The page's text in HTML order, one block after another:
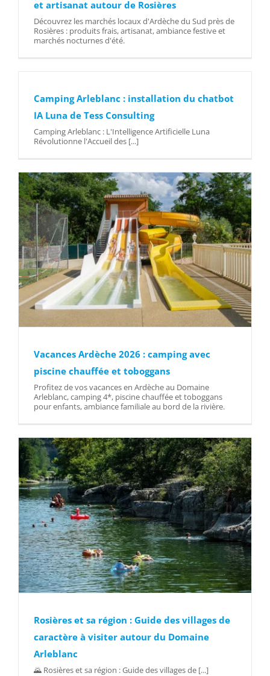
et artisanat autour de Rosières
Découvrez les marchés locaux d'Ardèche du Sud près de
Rosières : produits frais, artisanat, ambiance festive et
marchés nocturnes d'été.
Camping Arleblanc : installation du chatbot
IA Luna de Tess Consulting
Camping Arleblanc : L'Intelligence Artificielle Luna
Révolutionne l'Accueil des [...]
Vacances Ardèche 2026 : camping avec
piscine chauffée et toboggans
Profitez de vos vacances en Ardèche au Domaine
Arleblanc, camping 4*, piscine chauffée et toboggans
pour enfants, ambiance familiale au bord de la rivière.
Rosières et sa région : Guide des villages de
caractère à visiter autour du Domaine
Arleblanc
🌄 Rosières et sa région : Guide des villages de [...]